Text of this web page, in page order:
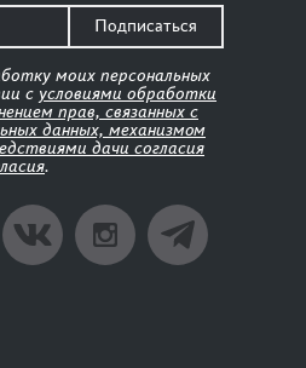
Подписаться
моих персональных
с условиями обработки
прав, связанных с
данных, механизмом
дачи согласия
.